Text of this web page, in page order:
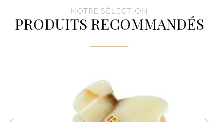
NOTRE SÉLECTION
PRODUITS RECOMMANDÉS